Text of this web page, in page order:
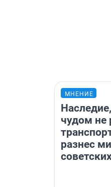
МНЕНИЕ
чудом не
разнес